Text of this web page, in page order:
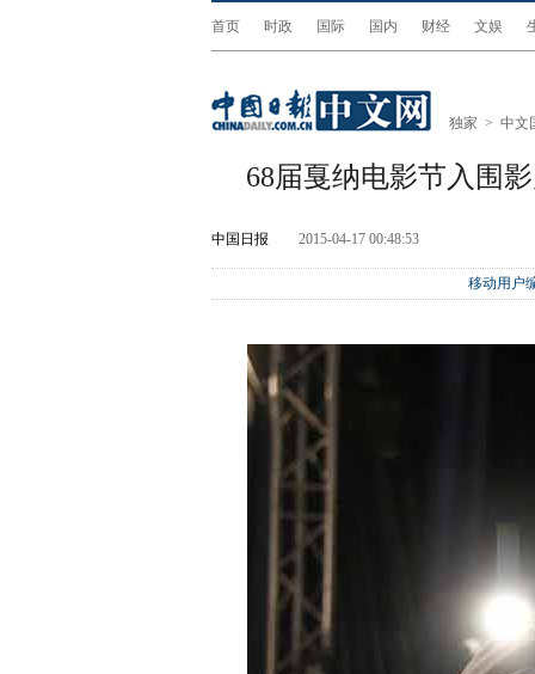
首页 时政 国际 国内 财经 文娱
独家 > 中文
68届戛纳电影节入围
中国日报 2015-04-17 00:48:53
移动用户